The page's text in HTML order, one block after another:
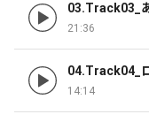
03.Track03_
いっきり気持
21:36
04.Track04_
良くない？
14:14